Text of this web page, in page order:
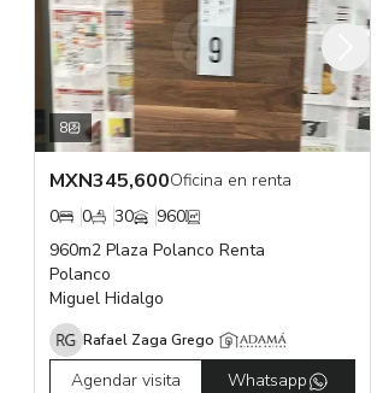
8
MXN345,600Oficina en renta
0
0 30
960
960m2 Plaza Polanco Renta
Polanco
Miguel Hidalgo
Rafael Zaga Grego
Agendar visita Whatsapp